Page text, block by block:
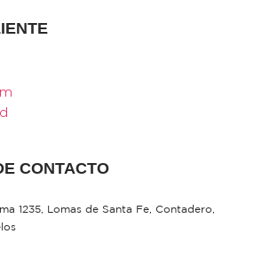
CONTACTO
1235, Lomas de Santa Fe, Contadero,